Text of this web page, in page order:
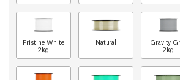
Pristine White
2kg
Natural
Gravity
2kg